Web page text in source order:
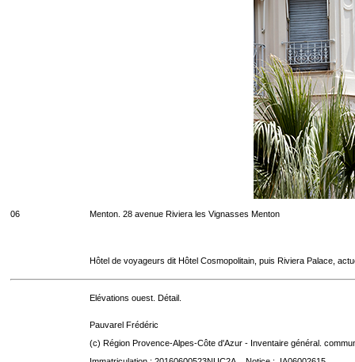
06 Menton. 28 avenue Riviera les Vignasses Menton
Hôtel de voyageurs dit Hôtel Cosmopolitain, puis Riviera Palace,
Elévations ouest. Détail.
Pauvarel Frédéric
(c) Région Provence-Alpes-Côte d'Azur - Inventaire général.